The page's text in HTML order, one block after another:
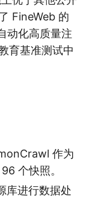
FineWeb 的
动化高质量注
育基准测试中
作为
个快照。
库进行数据处